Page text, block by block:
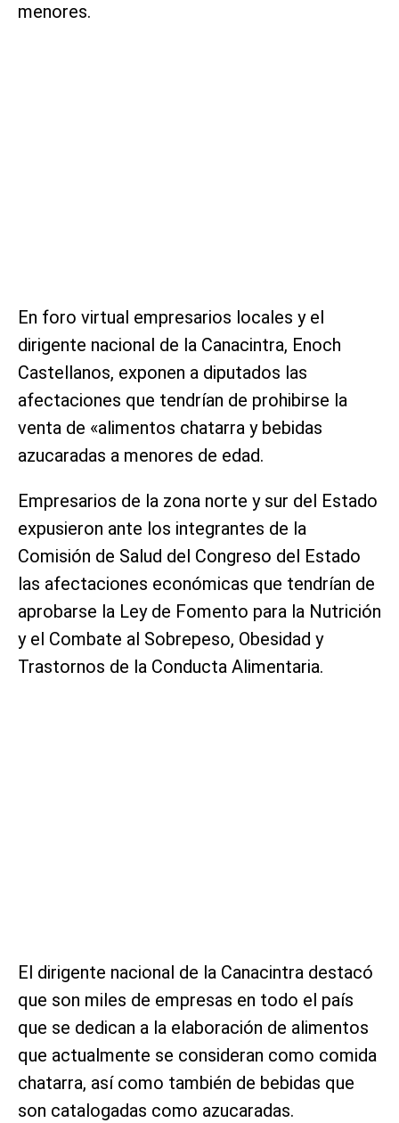
menores.
En foro virtual empresarios locales y el
dirigente nacional de la Canacintra, Enoch
Castellanos, exponen a diputados las
afectaciones que tendrían de prohibirse la
venta de «alimentos chatarra y bebidas
azucaradas a menores de edad.
Empresarios de la zona norte y sur del Estado
expusieron ante los integrantes de la
Comisión de Salud del Congreso del Estado
las afectaciones económicas que tendrían de
aprobarse la Ley de Fomento para la Nutrición
y el Combate al Sobrepeso, Obesidad y
Trastornos de la Conducta Alimentaria.
El dirigente nacional de la Canacintra destacó
que son miles de empresas en todo el país
que se dedican a la elaboración de alimentos
que actualmente se consideran como comida
chatarra, así como también de bebidas que
son catalogadas como azucaradas.